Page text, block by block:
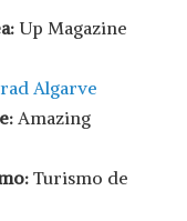
Up Magazine
Algarve
Amazing
Turismo de